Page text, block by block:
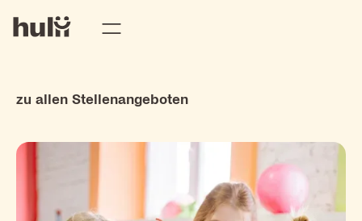
zu allen Stellenangeboten